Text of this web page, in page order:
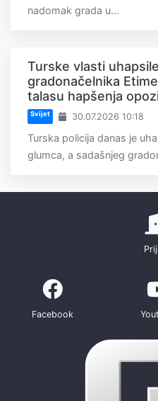
nadomak grada u...
Turske vlasti
gradonačelnika
talasu hapšenja
Svijet 30.07.2026 10:18
Turska policija danas je
glumca, a sadašnjeg
Facebook